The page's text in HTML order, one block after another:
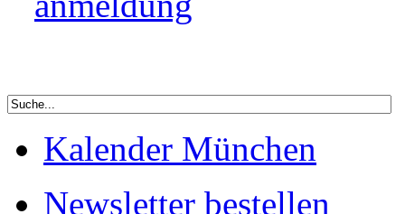
Kalender München
Newsletter bestellen